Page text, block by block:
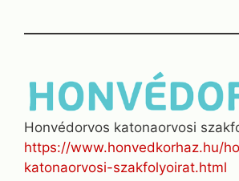
Honvédorvos katonaorvosi
https://www.honvedkorhaz.hu/
katonaorvosi-szakfolyoirat.html